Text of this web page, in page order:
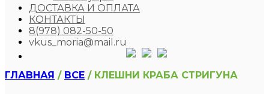
ДОСТАВКА И ОПЛАТА
КОНТАКТЫ
8(978) 082-50-50
vkus_moria@mail.ru
ГЛАВНАЯ / ВСЕ / КЛЕШНИ КРАБА СТРИГУНА